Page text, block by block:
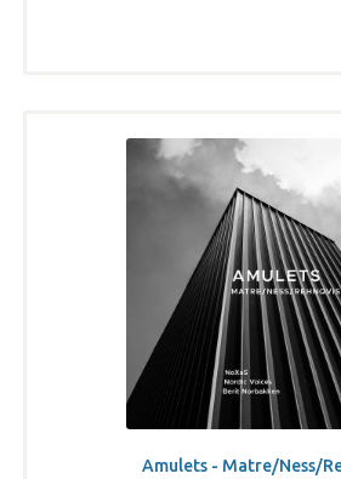
Amulets - Matre/Ness/